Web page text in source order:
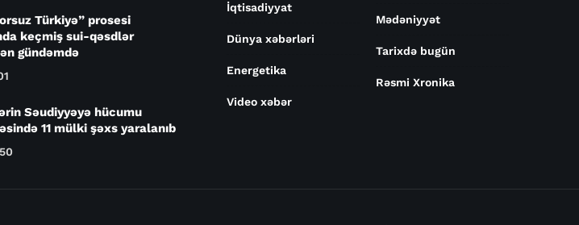
Türkiyə” prosesi
keçmiş sui-qəsdlər
gündəmdə
Səudiyyəyə hücumu
11 mülki şəxs yaralanıb
İqtisadiyyat
Dünya xəbərləri
Energetika
Video xəbər
Mədəniyyət
Tarixdə bugün
Rəsmi Xronika